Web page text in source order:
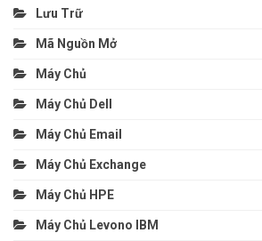
Lưu Trữ
Mã Nguồn Mở
Máy Chủ
Máy Chủ Dell
Máy Chủ Email
Máy Chủ Exchange
Máy Chủ HPE
Máy Chủ Levono IBM